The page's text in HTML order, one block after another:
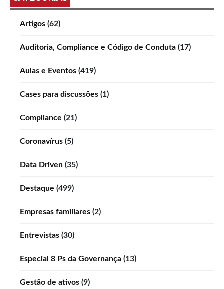
Artigos (62)
Auditoria, Compliance e Código de Conduta (17)
Aulas e Eventos (419)
Cases para discussões (1)
Compliance (21)
Coronavírus (5)
Data Driven (35)
Destaque (499)
Empresas familiares (2)
Entrevistas (30)
Especial 8 Ps da Governança (13)
Gestão de ativos (9)